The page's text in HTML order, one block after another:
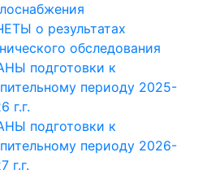
о результатах
обследования
подготовки к
периоду 2025-
г.г.
подготовки к
периоду 2026-
г.г.